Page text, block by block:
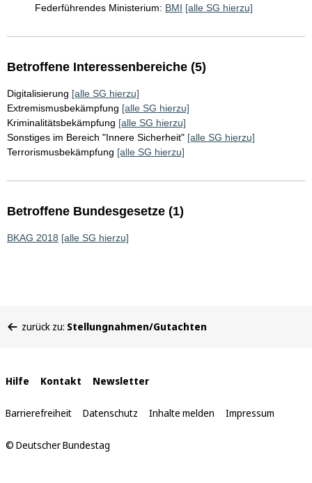
Federführendes Ministerium: BMI [alle SG hierzu]
Betroffene Interessenbereiche (5)
Digitalisierung [alle SG hierzu]
Extremismusbekämpfung [alle SG hierzu]
Kriminalitätsbekämpfung [alle SG hierzu]
Sonstiges im Bereich "Innere Sicherheit" [alle SG hierzu]
Terrorismusbekämpfung [alle SG hierzu]
Betroffene Bundesgesetze (1)
BKAG 2018 [alle SG hierzu]
befinden
zurück zu: Stellungnahmen/Gutachten
Interne
Links
Hilfe Kontakt Newsletter
Barrierefreiheit Datenschutz Inhalte melden Impressum
© Deutscher Bundestag